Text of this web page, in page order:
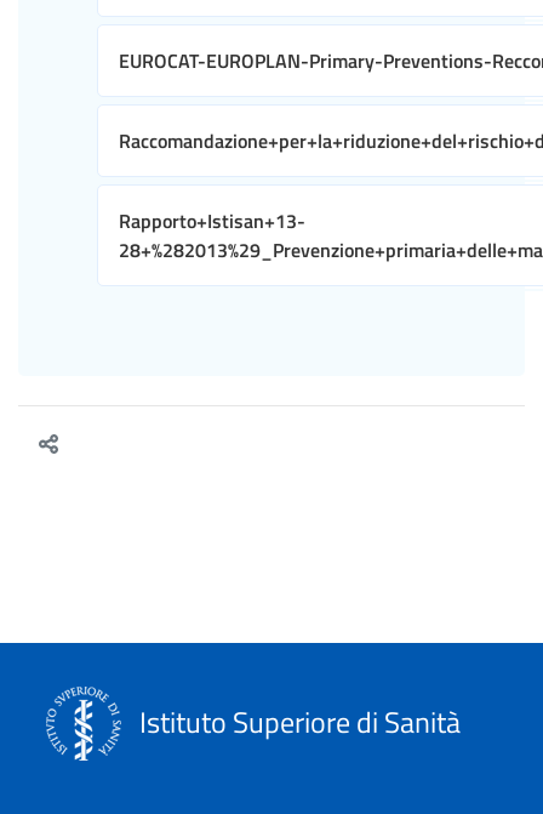
EUROCAT-EUROPLAN-Primary-Preventions-
Rapporto+Istisan+13-
Istituto Superiore di Sanità